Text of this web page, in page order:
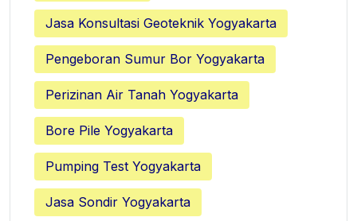
Jasa Konsultasi Geoteknik Yogyakarta
Pengeboran Sumur Bor Yogyakarta
Perizinan Air Tanah Yogyakarta
Bore Pile Yogyakarta
Pumping Test Yogyakarta
Jasa Sondir Yogyakarta